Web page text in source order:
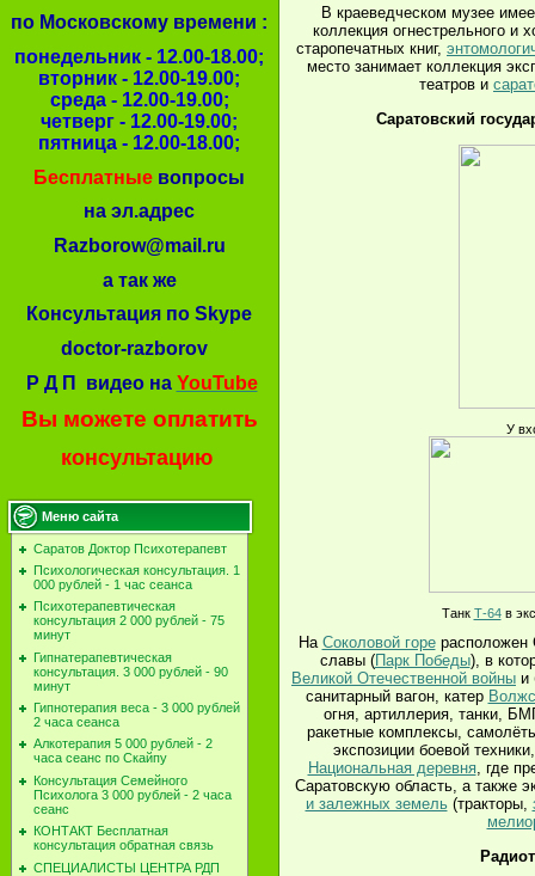
по Московскому времени :
понедельник - 12.00-18.00;
вторник - 12.00-19.00;
среда - 12.00-19.00;
четверг - 12.00-19.00;
пятница - 12.00-18.00;
Бесплатные вопросы
на эл.адрес
Razborow@mail.ru
а так же
Консультация по Skype
doctor-razborov
Р Д П видео на YouTube
Вы можете оплатить
консультацию
Меню сайта
Саратов Доктор Психотерапевт
Психологическая консультация. 1
000 рублей - 1 час сеанса
Психотерапевтическая
консультация 2 000 рублей - 75
минут
Гипнатерапевтическая
консультация. 3 000 рублей - 90
минут
Гипнотерапия веса - 3 000 рублей
2 часа сеанса
Алкотерапия 5 000 рублей - 2
часа сеанс по Скайпу
Консультация Семейного
Психолога 3 000 рублей - 2 часа
сеанс
КОНТАКТ Бесплатная
консультация обратная связь
СПЕЦИАЛИСТЫ ЦЕНТРА РДП
В краеведческом музее
коллекция огнестрельного и
старопечатных книг,
место занимает коллекция
театров и
Саратовский
У
Танк Т-64в
На Соколовой горерасположен
славы (Парк Победы), в
Великой Отечественной войны и
санитарный вагон, катер
огня, артиллерия, танки,
ракетные комплексы,
экспозиции боевой
Национальная деревня, где
Саратовскую область, а также
и залежных земель(тракторы,